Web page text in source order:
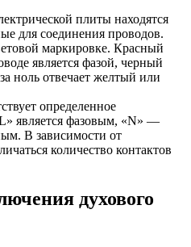
плиты находятся
для соединения проводов.
маркировке. Красный
является фазой, черный
ноль отвечает желтый или
определенное
является фазовым, «N» —
В зависимости от
количество контактов
духового